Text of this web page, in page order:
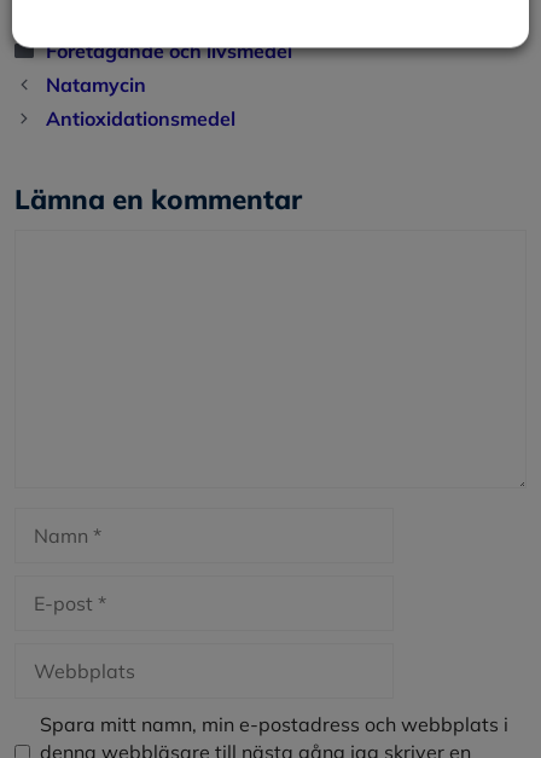
Kategorier
Företagande och livsmedel
Natamycin
Antioxidationsmedel
Lämna en kommentar
post
Spara mitt namn, min e-postadress och webbplats i
denna webbläsare till nästa gång jag skriver en